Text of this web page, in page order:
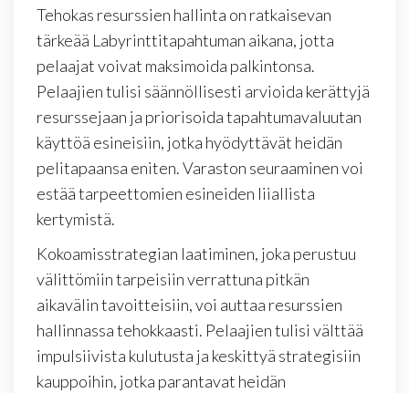
Tehokas resurssien hallinta on ratkaisevan
tärkeää Labyrinttitapahtuman aikana, jotta
pelaajat voivat maksimoida palkintonsa.
Pelaajien tulisi säännöllisesti arvioida kerättyjä
resurssejaan ja priorisoida tapahtumavaluutan
käyttöä esineisiin, jotka hyödyttävät heidän
pelitapaansa eniten. Varaston seuraaminen voi
estää tarpeettomien esineiden liiallista
kertymistä.
Kokoamisstrategian laatiminen, joka perustuu
välittömiin tarpeisiin verrattuna pitkän
aikavälin tavoitteisiin, voi auttaa resurssien
hallinnassa tehokkaasti. Pelaajien tulisi välttää
impulsiivista kulutusta ja keskittyä strategisiin
kauppoihin, jotka parantavat heidän